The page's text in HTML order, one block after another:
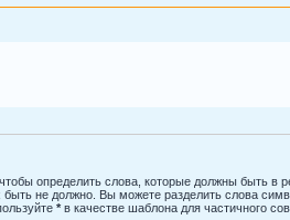
, чтобы определить слова, которые должны быть в
быть не должно. Вы можете разделить слова
* в качестве шаблона для частичного